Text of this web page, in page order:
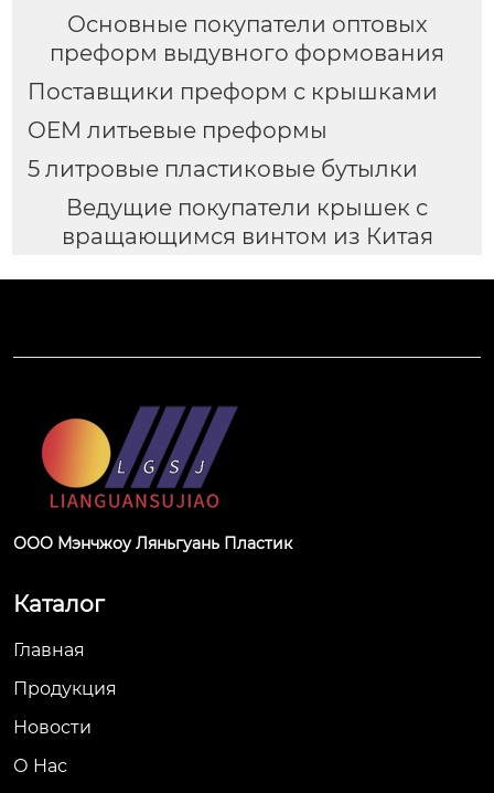
Основные покупатели оптовых
преформ выдувного формования
Поставщики преформ с крышками
OEM литьевые преформы
5 литровые пластиковые бутылки
Ведущие покупатели крышек с
вращающимся винтом из Китая
ООО Мэнчжоу Ляньгуань Пластик
Каталог
Главная
Продукция
Новости
О Hас